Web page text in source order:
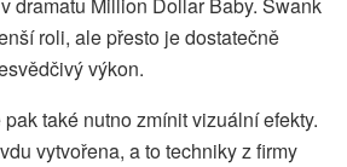
dramatu Million Dollar Baby. Swank
roli, ale přesto je dostatečně
výkon.
také nutno zmínit vizuální efekty.
vytvořena, a to techniky z firmy